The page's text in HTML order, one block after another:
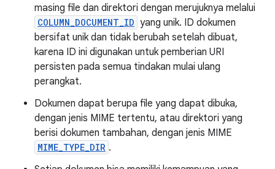
masing file dan direktori dengan merujuknya melalui
COLUMN_DOCUMENT_ID yang unik. ID dokumen
bersifat unik dan tidak berubah setelah dibuat,
karena ID ini digunakan untuk pemberian URI
persisten pada semua tindakan mulai ulang
perangkat.
Dokumen dapat berupa file yang dapat dibuka,
dengan jenis MIME tertentu, atau direktori yang
berisi dokumen tambahan, dengan jenis MIME
MIME_TYPE_DIR .